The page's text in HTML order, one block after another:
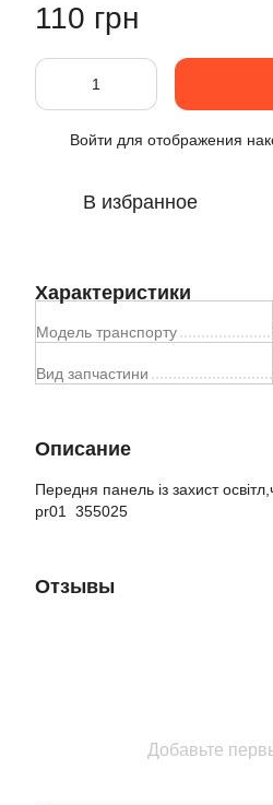
110 грн
Войти для отображения
В избранное
Характеристики
Модель транспорту
Вид запчастини
Описание
Передня панель із захист
pr01 355025
Отзывы
Добавьте